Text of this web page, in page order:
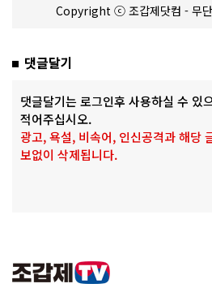
Copyright ⓒ 조갑제닷컴 - 무단
댓글달기
댓글달기는 로그인후 사용하실 수 있
적어주십시오.
광고, 욕설, 비속어, 인신공격과 해당
보없이 삭제됩니다.